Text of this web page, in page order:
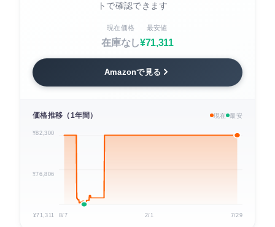
トで確認できます
現在価格
在庫なし
最安値
¥71,311
Amazonで見る
価格推移（1年間） 現在 最安
¥82,300
¥76,806
¥71,311 8/7 2/1 7/29